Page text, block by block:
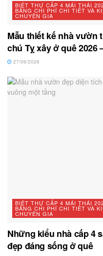
BIỆT THỰ CẤP 4 MÁI THÁI
BẢNG CHI PHÍ CHI TIẾT VÀ
CHUYÊN GIA
Mẫu thiết kế nhà vườn
chú Tỵ xây ở quê 2026
27/06/2026
BIỆT THỰ CẤP 4 MÁI THÁI
BẢNG CHI PHÍ CHI TIẾT VÀ
CHUYÊN GIA
Những kiểu nhà cấp 4
đẹp đáng sống ở quê